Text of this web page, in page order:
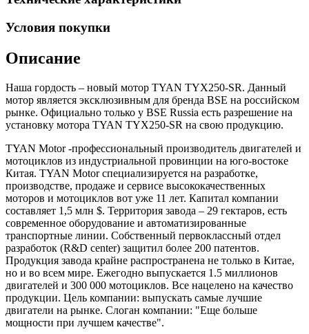
Условия покупки
Описание
Наша гордость – новый мотор TYAN TYX250-SR. Данный
мотор является эксклюзивным для бренда BSE на российском
рынке. Официально только у BSE Russia есть разрешение на
установку мотора TYAN TYX250-SR на свою продукцию.
TYAN Motor -профессиональный производитель двигателей и
мотоциклов из индустриальной провинции на юго-востоке
Китая. TYAN Motor специализируется на разработке,
производстве, продаже и сервисе высококачественных
моторов и мотоциклов вот уже 11 лет. Капитал компании
составляет 1,5 млн $. Территория завода – 29 гектаров, есть
современное оборудование и автоматизированные
транспортные линии. Собственный первоклассный отдел
разработок (R&D center) защитил более 200 патентов.
Продукция завода крайне распространена не только в Китае,
но и во всем мире. Ежегодно выпускается 1.5 миллионов
двигателей и 300 000 мотоциклов. Все нацелено на качество
продукции. Цель компании: выпускать самые лучшие
двигатели на рынке. Слоган компании: "Еще больше
мощности при лучшем качестве".